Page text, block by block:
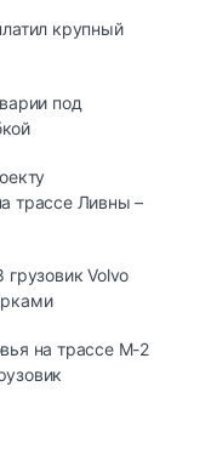
крупный
под
трассе Ливны –
Volvo
на трассе М-2